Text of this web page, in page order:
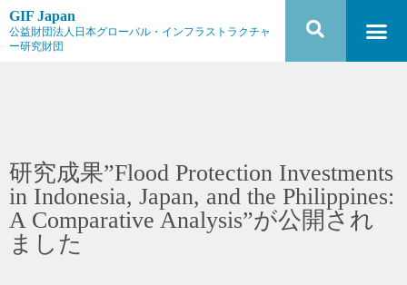
GIF Japan
公益財団法人日本グローバル・インフラストラクチャ
ー研究財団
研究成果”Flood Protection Investments
in Indonesia, Japan, and the Philippines:
A Comparative Analysis”が公開され
ました